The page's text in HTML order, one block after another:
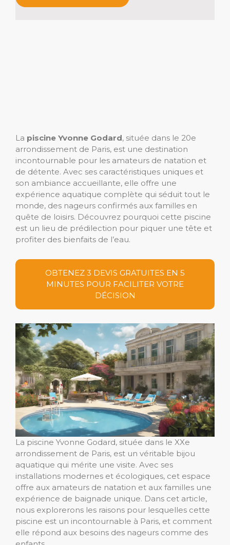
La piscine Yvonne Godard, située dans le 20e
arrondissement de Paris, est une destination
incontournable pour les amateurs de natation et
de détente. Avec ses caractéristiques uniques et
son ambiance accueillante, elle offre une
expérience aquatique complète qui séduit tout le
monde, des nageurs confirmés aux familles en
quête de loisirs. Découvrez pourquoi cette piscine
est un lieu de prédilection pour piquer une tête et
profiter des bienfaits de l’eau.
OBTENEZ 3 DEVIS GRATUITES EN 5
MINUTES POUR FACILITER VOTRE
DÉCISION
La piscine Yvonne Godard, située dans le XXe
arrondissement de Paris, est un véritable bijou
aquatique qui mérite une visite. Avec ses
installations modernes et écologiques, cet espace
offre aux amateurs de natation et aux familles une
expérience de baignade unique. Dans cet article,
nous explorerons les raisons pour lesquelles cette
piscine est un incontournable à Paris, et comment
elle répond aux besoins des nageurs comme des